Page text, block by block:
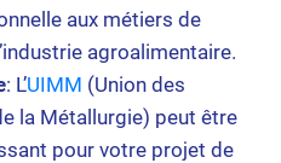
aux métiers de
agroalimentaire.
: L’UIMM (Union des
la Métallurgie) peut être
pour votre projet de